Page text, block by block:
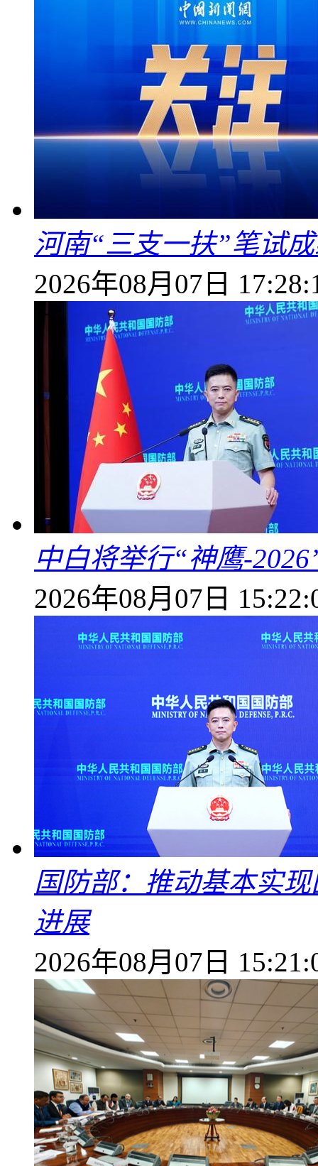
河南“三支一扶”笔试
2026年08月07日
中白将举行“神鹰-
2026年08月07日
国防部：推动基本实
进展
2026年08月07日